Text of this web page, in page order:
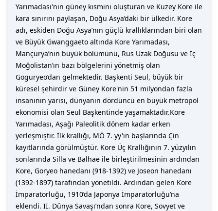
Yarımadası'nın güney kısmını oluşturan ve Kuzey Kore ile
kara sınırını paylaşan, Doğu Asya’daki bir ülkedir. Kore
adı, eskiden Doğu Asya’nın güçlü krallıklarından biri olan
ve Büyük Gwanggaeto altında Kore Yarımadası,
Mançurya’nın büyük bölümünü, Rus Uzak Doğusu ve İç
Moğolistan’ın bazı bölgelerini yönetmiş olan
Goguryeo’dan gelmektedir. Başkenti Seul, büyük bir
küresel şehirdir ve Güney Kore'nin 51 milyondan fazla
insanının yarısı, dünyanın dördüncü en büyük metropol
ekonomisi olan Seul Başkentinde yaşamaktadır.Kore
Yarımadası, Aşağı Paleolitik dönem kadar erken
yerleşmiştir. İlk krallığı, MÖ 7. yy'ın başlarında Çin
kayıtlarında görülmüştür. Kore Üç Krallığının 7. yüzyılın
sonlarında Silla ve Balhae ile birleştirilmesinin ardından
Kore, Goryeo hanedanı (918-1392) ve Joseon hanedanı
(1392-1897) tarafından yönetildi. Ardından gelen Kore
İmparatorluğu, 1910’da Japonya İmparatorluğu’na
eklendi. II. Dünya Savaşı’ndan sonra Kore, Sovyet ve